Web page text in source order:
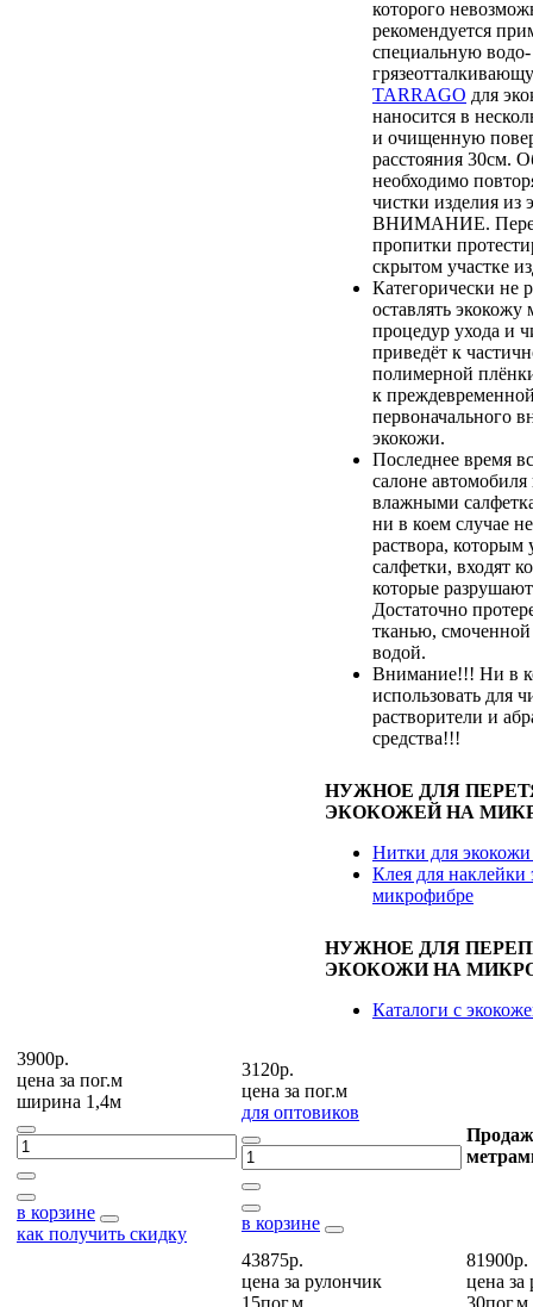
которого
рекомендуется
специальную
TARRAGO для
наносится в
и очищенную
расстояния 30см.
необходимо
чистки изделия из
ВНИМАНИЕ.
пропитки
скрытом участке
Категорически не
оставлять экокожу
процедур ухода и
приведёт к
полимерной
к
первоначального
экокожи.
Последнее время
салоне
влажными
ни в коем случае
раствора,
салфетки, входят
которые
Достаточно
тканью,
водой.
Внимание!!! Ни в
использовать для
растворители и
средства!!!
НУЖНОЕ ДЛЯ
ЭКОКОЖЕЙ НА
Нитки для
Клея для наклейки
микрофибре
НУЖНОЕ ДЛЯ
ЭКОКОЖИ НА
Каталоги с
3900р.
цена за пог.м
ширина 1,4м
в корзине
как получить скидку
3120р.
цена за пог.м
для оптовиков
в корзине
43875р.
цена за рулончик
15пог.м
81900р.
цена за
30пог.м